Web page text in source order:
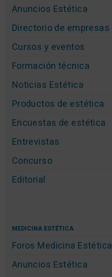
Anuncios Estética
Directorio de empresas
Cursos y eventos
Formación técnica
Noticias Estética
Productos de estética
Encuestas de estética
Entrevistas
Concurso
Editorial
MEDICINA ESTÉTICA
Foros Medicina Estética
Anuncios Estética